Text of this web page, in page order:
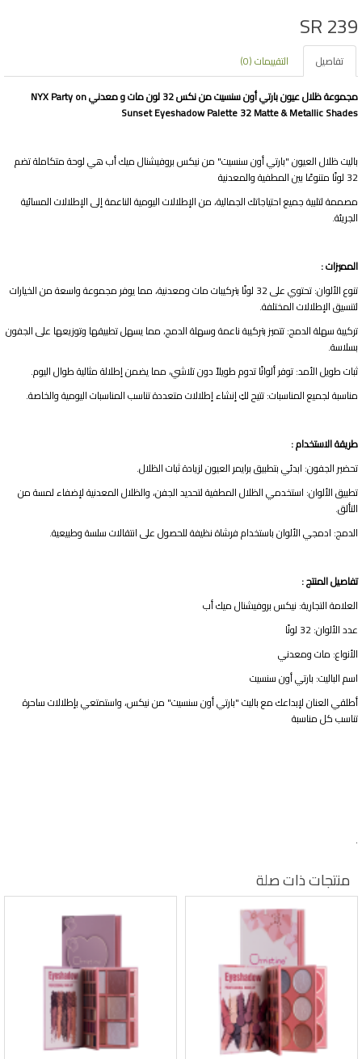
SR 239
تفاصيل
التقييمات (0)
مجموعة ظلال عيون بارتي أون سنسيت من نكس 32 لون مات و معدني NYX Party on
Sunset Eyeshadow Palette 32 Matte & Metallic Shades
باليت ظلال العيون "بارتي أون سنسيت" من نيكس بروفيشنال ميك أب هي لوحة متكاملة تضم
32 لونًا متنوعًا بين المطفية والمعدنية
مصممة لتلبية جميع احتياجاتك الجمالية، من الإطلالات اليومية الناعمة إلى الإطلالات المسائية
الجريئة.​
المميزات :
تنوع الألوان: تحتوي على 32 لونًا بتركيبات مات ومعدنية، مما يوفر مجموعة واسعة من الخيارات
لتنسيق الإطلالات المختلفة.​
تركيبة سهلة الدمج: تتميز بتركيبة ناعمة وسهلة الدمج، مما يسهل تطبيقها وتوزيعها على الجفون
بسلاسة.​
ثبات طويل الأمد: توفر ألوانًا تدوم طويلاً دون تلاشي، مما يضمن إطلالة مثالية طوال اليوم.​
مناسبة لجميع المناسبات: تتيح لكِ إنشاء إطلالات متعددة تناسب المناسبات اليومية والخاصة.​
طريقة الاستخدام :
تحضير الجفون: ابدئي بتطبيق برايمر العيون لزيادة ثبات الظلال.​
تطبيق الألوان: استخدمي الظلال المطفية لتحديد الجفن، والظلال المعدنية لإضفاء لمسة من
التألق.​
الدمج: ادمجي الألوان باستخدام فرشاة نظيفة للحصول على انتقالات سلسة وطبيعية.​
تفاصيل المنتج :
العلامة التجارية: نيكس بروفيشنال ميك أب
عدد الألوان: 32 لونًا​
الأنواع: مات ومعدني​
اسم الباليت: بارتي أون سنسيت​
أطلقي العنان لإبداعك مع باليت "بارتي أون سنسيت" من نيكس، واستمتعي بإطلالات ساحرة
تناسب كل مناسبة
.
منتجات ذات صلة